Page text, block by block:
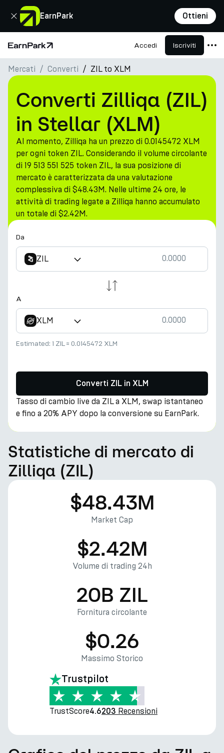
EarnPark Ottieni
Chiudi
Pagina principale Accedi Iscriviti
Prodotti
Mercati
Calcolatori
PARK Token
Risorse
Azienda
Mercati Converti ZIL to XLM
Converti Zilliqa (ZIL)
in Stellar (XLM)
Al momento, Zilliqa ha un prezzo di 0.0145472 XLM
per ogni token ZIL. Considerando il volume circolante
di 19 513 551 525 token ZIL, la sua posizione di
mercato è caratterizzata da una valutazione
complessiva di $48.43M. Nelle ultime 24 ore, le
attività di trading legate a Zilliqa hanno accumulato
un totale di $2.42M.
Da
ZIL
A
XLM
Estimated: 1 ZIL≈ 0.0145472 XLM
Converti ZIL in XLM
Tasso di cambio live da ZIL a XLM, swap istantaneo
e fino a 20% APY dopo la conversione su EarnPark.
Statistiche di mercato di
Zilliqa (ZIL)
$48.43M
Market Cap
$2.42M
Volume di trading 24h
20B ZIL
Fornitura circolante
$0.26
Massimo Storico
Trustpilot
TrustScore4.6203 Recensioni